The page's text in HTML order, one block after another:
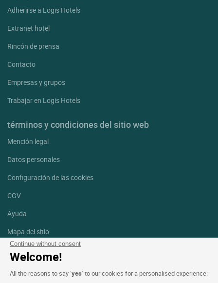
Continue without consent
Welcome!
All the reasons to say ‘yes’ to our cookies for a personalised experience:
Adherirse a Logis Hotels
Extranet hotel
Rincón de prensa
Contacto
Empresas y grupos
Trabajar en Logis Hotels
términos y condiciones del sitio web
Mención legal
Datos personales
Configuración de las cookies
CGV
Ayuda
Mapa del sitio
Créditos
fotografías